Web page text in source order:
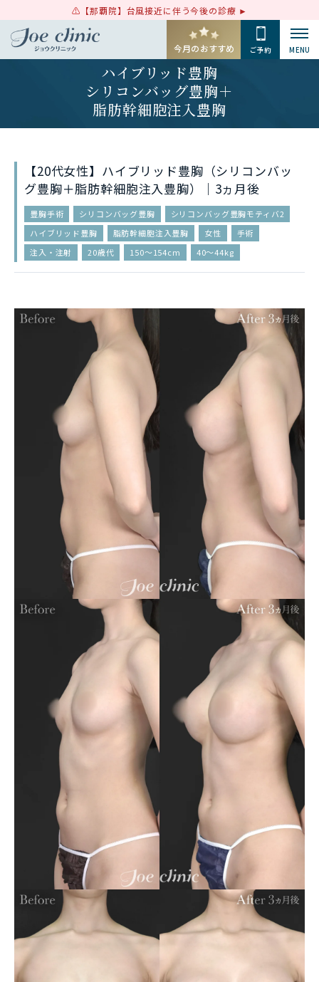
【那覇院】台風接近に伴う今後の診療
今月のおすすめ ご予約 MENU
ハイブリッド豊胸
シリコンバッグ豊胸＋
脂肪幹細胞注入豊胸
【20代女性】ハイブリッド豊胸（シリコンバッ
グ豊胸＋脂肪幹細胞注入豊胸）｜3ヵ月後
豊胸手術 シリコンバッグ豊胸
シリコンバッグ豊胸モティバ2
ハイブリッド豊胸
脂肪幹細胞注入豊胸 女性
手術
注入・注射
20歳代 150〜154cm 40〜44kg